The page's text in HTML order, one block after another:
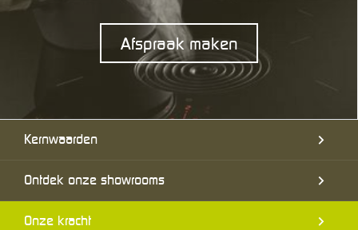
Afspraak maken
Kernwaarden
Ontdek onze showrooms
Onze kracht